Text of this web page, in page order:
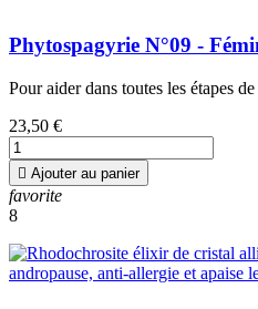
Phytospagyrie N°09 -
Pour aider dans toutes les étapes
23,50 €
 Ajouter au panier
favorite
8